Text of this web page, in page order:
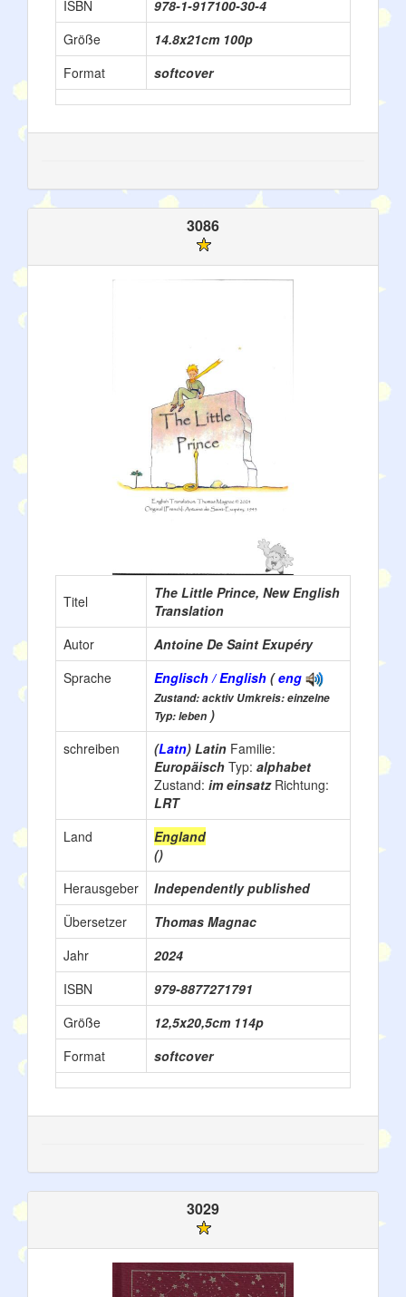
ISBN
978-1-917100-30-4
Größe
14.8x21cm 100p
Format
softcover
3086
Titel
The Little Prince, New English
Translation
Autor
Antoine De Saint Exupéry
Sprache
Englisch / English (eng
Zustand: acktiv Umkreis: einzelne
Typ: leben )
schreiben
(Latn) Latin Familie:
Europäisch Typ: alphabet
Zustand: im einsatz Richtung:
LRT
Land
England
()
Herausgeber
Independently published
Übersetzer
Thomas Magnac
Jahr
2024
ISBN
979-8877271791
Größe
12,5x20,5cm 114p
Format
softcover
3029